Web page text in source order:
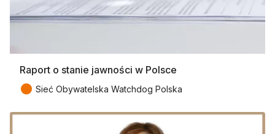
Raport o stanie jawności w Polsce
● Sieć Obywatelska Watchdog Polska